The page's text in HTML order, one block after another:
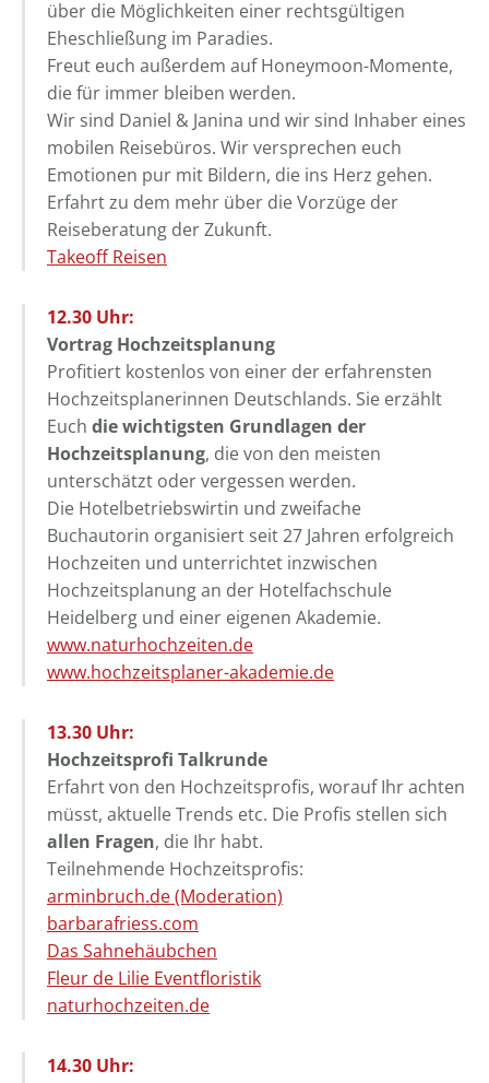
über die Möglichkeiten einer rechtsgültigen
Eheschließung im Paradies.
Freut euch außerdem auf Honeymoon-Momente,
die für immer bleiben werden.
Wir sind Daniel & Janina und wir sind Inhaber eines
mobilen Reisebüros. Wir versprechen euch
Emotionen pur mit Bildern, die ins Herz gehen.
Erfahrt zu dem mehr über die Vorzüge der
Reiseberatung der Zukunft.
Takeoff Reisen
12.30 Uhr:
Vortrag Hochzeitsplanung
Profitiert kostenlos von einer der erfahrensten
Hochzeitsplanerinnen Deutschlands. Sie erzählt
Euch die wichtigsten Grundlagen der
Hochzeitsplanung, die von den meisten
unterschätzt oder vergessen werden.
Die Hotelbetriebswirtin und zweifache
Buchautorin organisiert seit 27 Jahren erfolgreich
Hochzeiten und unterrichtet inzwischen
Hochzeitsplanung an der Hotelfachschule
Heidelberg und einer eigenen Akademie.
www.naturhochzeiten.de
www.hochzeitsplaner-akademie.de
13.30 Uhr:
Hochzeitsprofi Talkrunde
Erfahrt von den Hochzeitsprofis, worauf Ihr achten
müsst, aktuelle Trends etc. Die Profis stellen sich
allen Fragen, die Ihr habt.
Teilnehmende Hochzeitsprofis:
arminbruch.de (Moderation)
barbarafriess.com
Das Sahnehäubchen
Fleur de Lilie Eventfloristik
naturhochzeiten.de
14.30 Uhr: